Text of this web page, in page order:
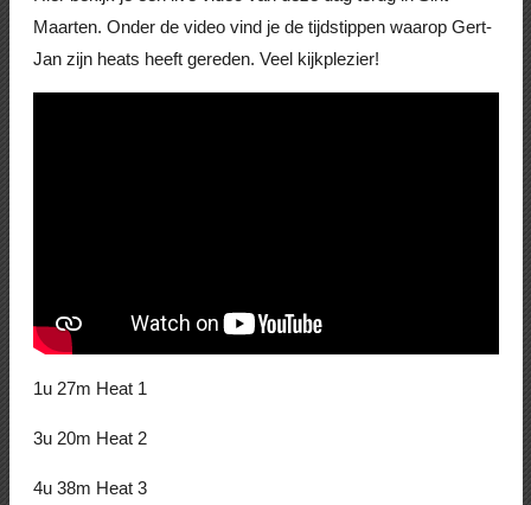
Maarten. Onder de video vind je de tijdstippen waarop Gert-
Jan zijn heats heeft gereden. Veel kijkplezier!
1u 27m Heat 1
3u 20m Heat 2
4u 38m Heat 3